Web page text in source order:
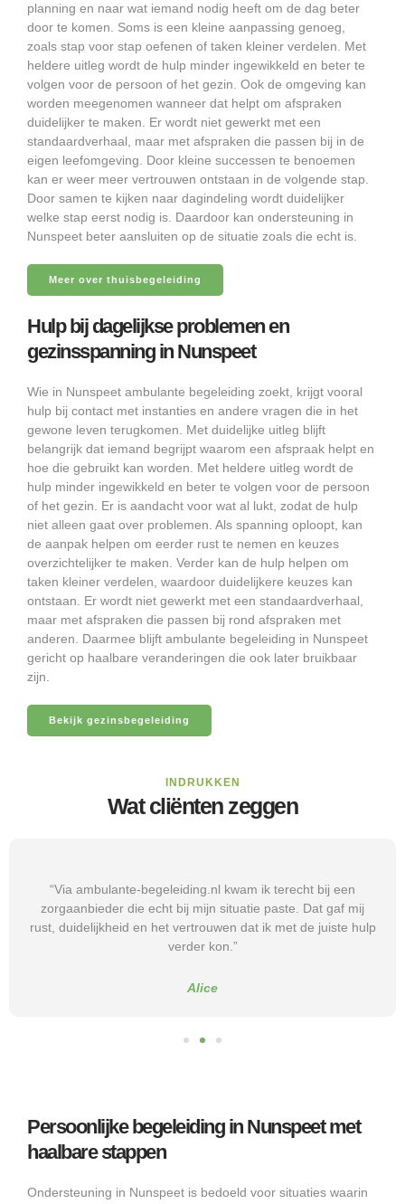
planning en naar wat iemand nodig heeft om de dag beter
door te komen. Soms is een kleine aanpassing genoeg,
zoals stap voor stap oefenen of taken kleiner verdelen. Met
heldere uitleg wordt de hulp minder ingewikkeld en beter te
volgen voor de persoon of het gezin. Ook de omgeving kan
worden meegenomen wanneer dat helpt om afspraken
duidelijker te maken. Er wordt niet gewerkt met een
standaardverhaal, maar met afspraken die passen bij in de
eigen leefomgeving. Door kleine successen te benoemen
kan er weer meer vertrouwen ontstaan in de volgende stap.
Door samen te kijken naar dagindeling wordt duidelijker
welke stap eerst nodig is. Daardoor kan ondersteuning in
Nunspeet beter aansluiten op de situatie zoals die echt is.
Meer over thuisbegeleiding
Hulp bij dagelijkse problemen en
gezinsspanning in Nunspeet
Wie in Nunspeet ambulante begeleiding zoekt, krijgt vooral
hulp bij contact met instanties en andere vragen die in het
gewone leven terugkomen. Met duidelijke uitleg blijft
belangrijk dat iemand begrijpt waarom een afspraak helpt en
hoe die gebruikt kan worden. Met heldere uitleg wordt de
hulp minder ingewikkeld en beter te volgen voor de persoon
of het gezin. Er is aandacht voor wat al lukt, zodat de hulp
niet alleen gaat over problemen. Als spanning oploopt, kan
de aanpak helpen om eerder rust te nemen en keuzes
overzichtelijker te maken. Verder kan de hulp helpen om
taken kleiner verdelen, waardoor duidelijkere keuzes kan
ontstaan. Er wordt niet gewerkt met een standaardverhaal,
maar met afspraken die passen bij rond afspraken met
anderen. Daarmee blijft ambulante begeleiding in Nunspeet
gericht op haalbare veranderingen die ook later bruikbaar
zijn.
Bekijk gezinsbegeleiding
INDRUKKEN
Wat cliënten zeggen
“Via ambulante-begeleiding.nl kwam ik terecht bij een
zorgaanbieder die echt bij mijn situatie paste. Dat gaf mij
rust, duidelijkheid en het vertrouwen dat ik met de juiste hulp
verder kon.”
Alice
Persoonlijke begeleiding in Nunspeet met
haalbare stappen
Ondersteuning in Nunspeet is bedoeld voor situaties waarin